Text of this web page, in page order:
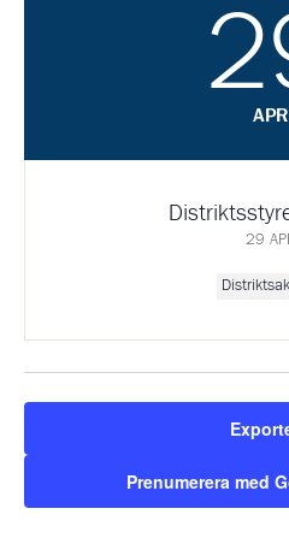
APR
29
Prenumerera med